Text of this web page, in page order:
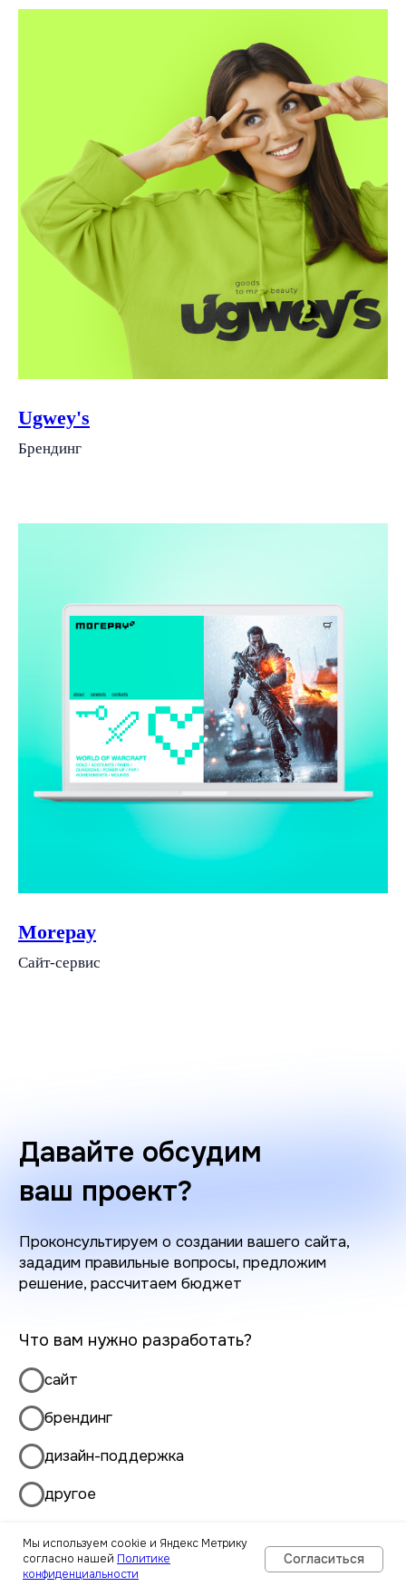
Ugwey's
Брендинг
Morepay
Сайт-сервис
Мы используем cookie и Яндекс Метрику
согласно нашей Политике
конфиденциальности
Согласиться